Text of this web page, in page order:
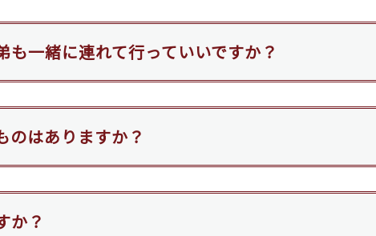
も一緒に連れて行っていいですか？
のはありますか？
か？